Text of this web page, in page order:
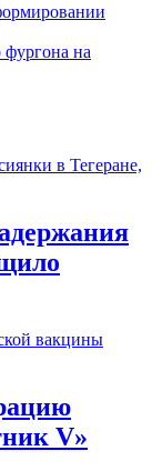
на
V»